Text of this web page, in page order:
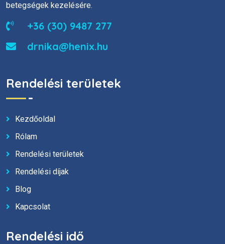
betegségek kezelésére.
+36 (30) 9487 277
drnika@henix.hu
Rendelési területek
Kezdőoldal
Rólam
Rendelési területek
Rendelési díjak
Blog
Kapcsolat
Rendelési idő